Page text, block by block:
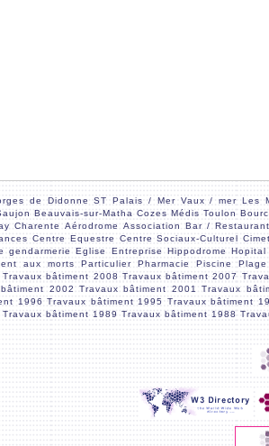
de Didonne ST Palais / Mer Vaux / mer Les
Beauvais-sur-Matha Cozes Médis Toulon
Charente Aérodrome Association
Bar /
Centre Equestre Centre Sociaux-Culturel
gendarmerie Eglise Entreprise Hippodrome
Hopital
aux morts Particulier Pharmacie Piscine
Plage
Travaux bâtiment 2008 Travaux bâtiment 2007
2002 Travaux bâtiment 2001
Travaux
1996 Travaux bâtiment 1995
Travaux bâtiment
Travaux bâtiment 1989 Travaux bâtiment 1988